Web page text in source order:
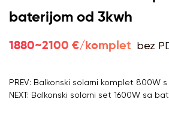
baterijom od 3kwh
1880~2100 €/komplet bez
PREV: Balkonski solarni komplet 800W
NEXT: Balkonski solarni set 1600W sa